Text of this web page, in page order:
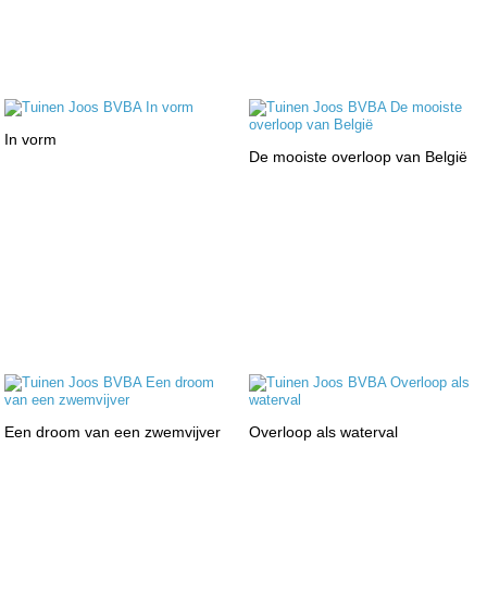
In vorm
De mooiste overloop van België
Een droom van een zwemvijver Overloop als waterval